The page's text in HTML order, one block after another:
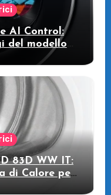
AI Control:
del modello
83D WW IT:
di Calore per